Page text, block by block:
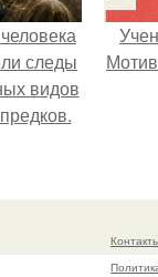
следы
видов